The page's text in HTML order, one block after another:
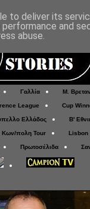
Γαλλία Μ.
League Cup
Ελλάδος Β'
Κων/πολη Tour Lisbon
Πρωτοσέλιδα
to deliver its
and
abuse.